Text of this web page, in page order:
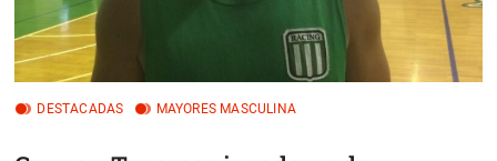
DESTACADAS MAYORES MASCULINA